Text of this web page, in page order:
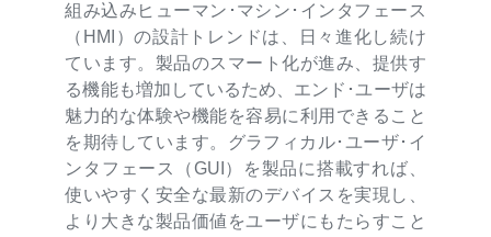
組み込みヒューマン･マシン･インタフェース
（HMI）の設計トレンドは、日々進化し続け
ています。製品のスマート化が進み、提供す
る機能も増加しているため、エンド･ユーザは
魅力的な体験や機能を容易に利用できること
を期待しています。グラフィカル･ユーザ･イ
ンタフェース（GUI）を製品に搭載すれば、
使いやすく安全な最新のデバイスを実現し、
より大きな製品価値をユーザにもたらすこと